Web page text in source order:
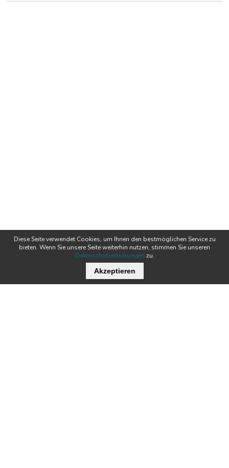
Diese Seite verwendet Cookies, um Ihnen den bestmöglichen Service zu
bieten. Wenn Sie unsere Seite weiterhin nutzen, stimmen Sie unseren
Datenschutzerklärungen zu.
Akzeptieren